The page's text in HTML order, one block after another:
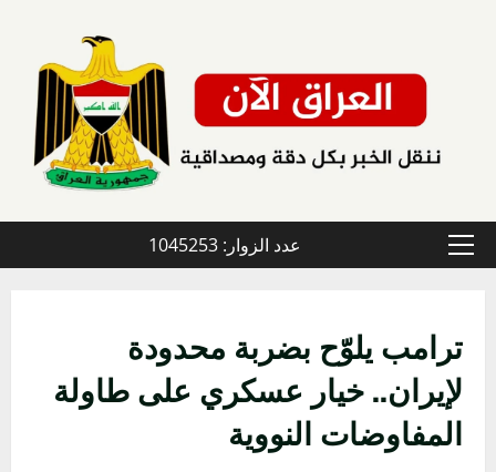
القائمة
عدد الزوار: 1045253
ترامب يلوّح بضربة محدودة
لإيران.. خيار عسكري على طاولة
المفاوضات النووية